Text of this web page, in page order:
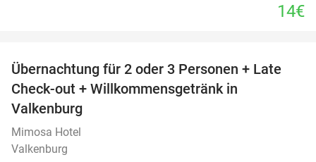
14€
40%
Übernachtung für 2 oder 3 Personen + Late
Check-out + Willkommensgetränk in
Valkenburg
Mimosa Hotel
Valkenburg